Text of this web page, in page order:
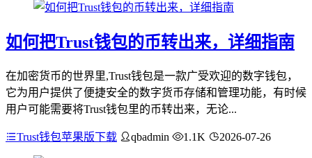
如何把Trust钱包的币转出来，详细指南
在加密货币的世界里,Trust钱包是一款广受欢迎的数字钱包，
它为用户提供了便捷安全的数字货币存储和管理功能，有时候
用户可能需要将Trust钱包里的币转出来，无论...
Trust钱包苹果版下载 qbadmin 1.1K 2026-07-26